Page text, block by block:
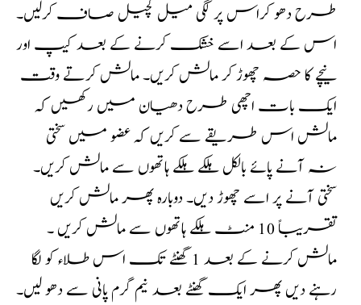
طرح دھو کراس پر لگی میل کچیل صاف کرلیں۔
اس کے بعد اسے خشک کرنے کے بعد کیپ اور
نیچے کا حصہ چھوڑ کر مالش کریں۔ مالش کرتے وقت
ایک بات اچھی طرح دھیان میں رکھیں کہ
مالش اس طریقے سے کریں کہ عضو میں سختی
نہ آنے پائے بالکل ہلکے ہلکے ہاتھوں سے مالش کریں۔
سختی آنے پر اسے چھوڑ دیں۔ دوبارہ پھر مالش کریں
تقریباً 10 منٹ ہلکے ہاتھوں سے مالش کریں ۔
مالش کرنے کے بعد 1 گھنٹے تک اس طلاء کو لگا
رہنے دیں پھر ایک گھنٹے بعد نیم گرم پانی سے دھو لیں۔